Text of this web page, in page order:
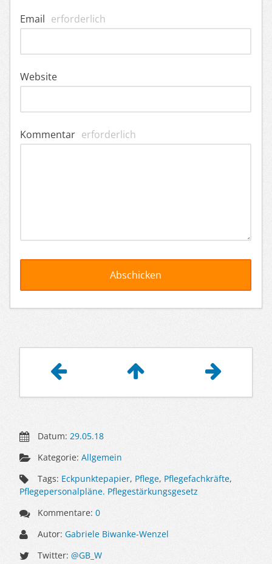
Email erforderlich
Website
Kommentar erforderlich
Datum:29.05.18
Kategorie:Allgemein
Tags: Eckpunktepapier, Pflege, Pflegefachkräfte,
Pflegepersonalpläne. Pflegestärkungsgesetz
Kommentare:0
Autor:Gabriele Biwanke-Wenzel
Twitter:@GB_W